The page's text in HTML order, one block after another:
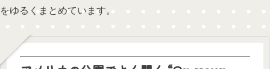
をゆるくまとめています。